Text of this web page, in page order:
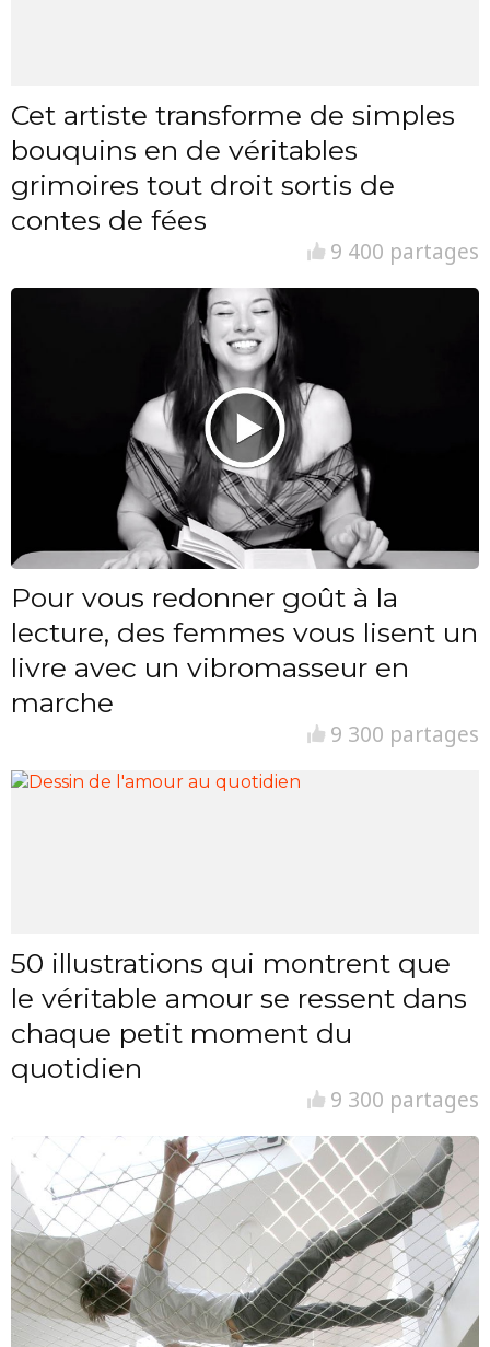
Cet artiste transforme de simples
bouquins en de véritables
grimoires tout droit sortis de
contes de fées
9 400 partages
Pour vous redonner goût à la
lecture, des femmes vous lisent un
livre avec un vibromasseur en
marche
9 300 partages
50 illustrations qui montrent que
le véritable amour se ressent dans
chaque petit moment du
quotidien
9 300 partages